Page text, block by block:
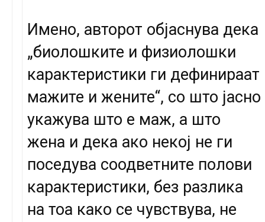
Имено, авторот објаснува дека
„биолошките и физиолошки
карактеристики ги дефинираат
мажите и жените“, со што јасно
укажува што е маж, а што
жена и дека ако некој не ги
поседува соодветните полови
карактеристики, без разлика
на тоа како се чувствува, не